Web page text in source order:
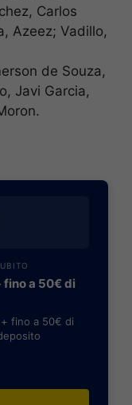
Carlos
Azeez; Vadillo,
de Souza,
Javi Garcia,
fino a 50€ di
fino a 50€ di